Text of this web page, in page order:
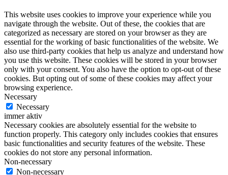
This website uses cookies to improve your experience while you
navigate through the website. Out of these, the cookies that are
categorized as necessary are stored on your browser as they are
essential for the working of basic functionalities of the website. We
also use third-party cookies that help us analyze and understand how
you use this website. These cookies will be stored in your browser
only with your consent. You also have the option to opt-out of these
cookies. But opting out of some of these cookies may affect your
browsing experience.
Necessary
Necessary
immer aktiv
Necessary cookies are absolutely essential for the website to
function properly. This category only includes cookies that ensures
basic functionalities and security features of the website. These
cookies do not store any personal information.
Non-necessary
Non-necessary